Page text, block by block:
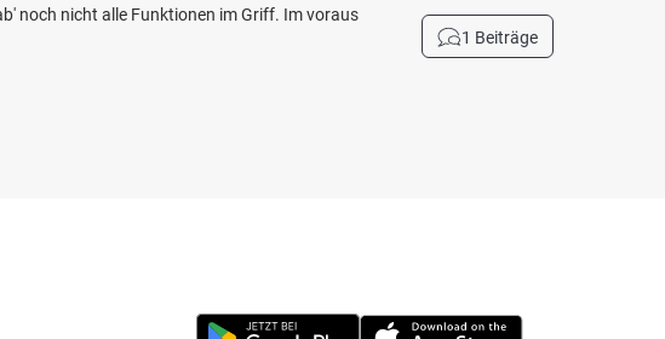
noch nicht alle Funktionen im Griff. Im voraus
1 Beiträge